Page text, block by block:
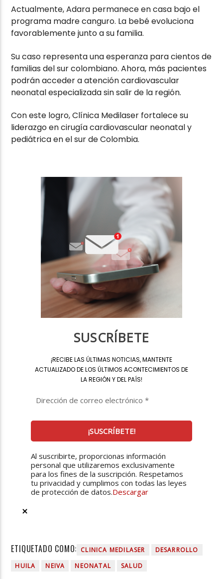
Actualmente, Adara permanece en casa bajo el
programa madre canguro. La bebé evoluciona
favorablemente junto a su familia.
Su caso representa una esperanza para cientos de
familias del sur colombiano. Ahora, más pacientes
podrán acceder a atención cardiovascular
neonatal especializada sin salir de la región.
Con este logro, Clínica Medilaser fortalece su
liderazgo en cirugía cardiovascular neonatal y
pediátrica en el sur de Colombia.
SUSCRÍBETE
¡RECIBE LAS ÚLTIMAS NOTICIAS, MANTENTE
ACTUALIZADO DE LOS ÚLTIMOS ACONTECIMIENTOS DE
LA REGIÓN Y DEL PAÍS!
Al suscribirte, proporcionas información
personal que utilizaremos exclusivamente
para los fines de la suscripción. Respetamos
tu privacidad y cumplimos con todas las leyes
de protección de datos.Descargar
ETIQUETADO COMO: CLINICA MEDILASER
DESARROLLO
HUILA
NEIVA NEONATAL SALUD